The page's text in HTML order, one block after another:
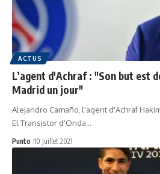
ACTUS
L’agent d'Achraf : "Son but est
Madrid un jour"
Alejandro Camaño, l'agent d'Achraf
El Transistor d'Onda…
Punto 10 juillet 2021